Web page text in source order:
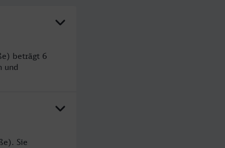
beträgt 6
und
Sie